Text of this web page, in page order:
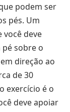
podem ser
pés. Um
você deve
sobre o
direção ao
de 30
exercício é o
deve apoiar